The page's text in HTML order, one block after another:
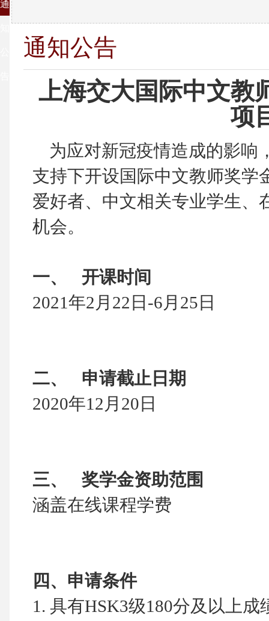
通
通知公告
上海交大国际中文教
项
为应对新冠疫情造成的影响
支持下开设国际中文教师奖学
爱好者、中文相关专业学生、
机会。
一、
开课时间
2021年2月22日-6月25日
二、
申请截止日期
2020年12月20日
三、
奖学金资助范围
涵盖在线课程学费
四、申请条件
1. 具有HSK3级180分及以上成